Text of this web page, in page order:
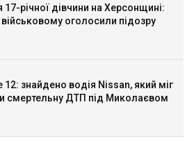
17-річної дівчини на Херсонщині:
оголосили підозру
12: знайдено водія Nissan, який міг
смертельну ДТП під Миколаєвом